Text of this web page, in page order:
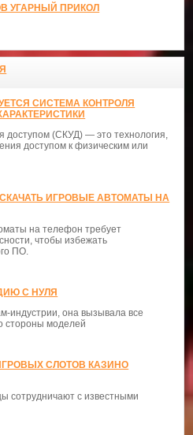
УГАРНЫЙ ПРИКОЛ
СИСТЕМА КОНТРОЛЯ
доступом (СКУД) — это технология,
доступом к физическим или
ИГРОВЫЕ АВТОМАТЫ НА
на телефон требует
чтобы избежать
ПО.
С НУЛЯ
индустрии, она вызывала все
стороны моделей
СЛОТОВ КАЗИНО
сотрудничают с известными